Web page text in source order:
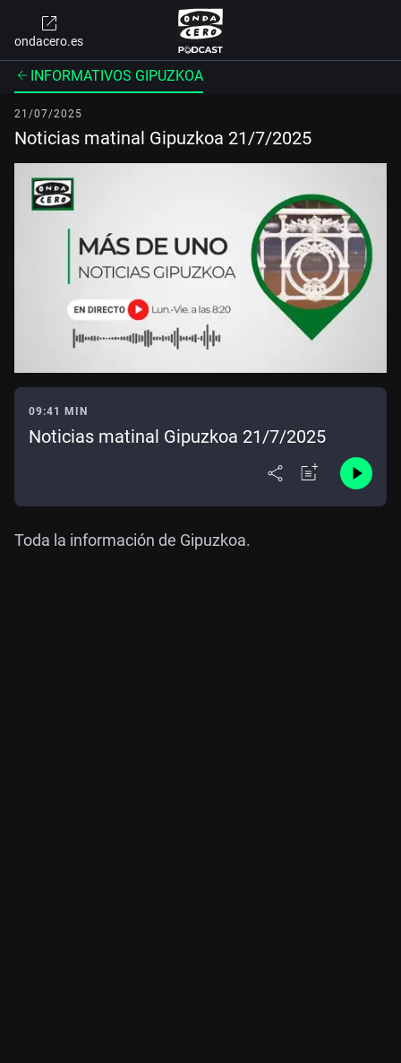
ondacero.es
INFORMATIVOS GIPUZKOA
21/07/2025
Noticias matinal Gipuzkoa 21/7/2025
09:41 MIN
Noticias matinal Gipuzkoa 21/7/2025
Toda la información de Gipuzkoa.